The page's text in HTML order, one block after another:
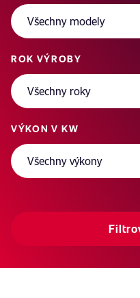
ROK VÝROBY
VÝKON V KW